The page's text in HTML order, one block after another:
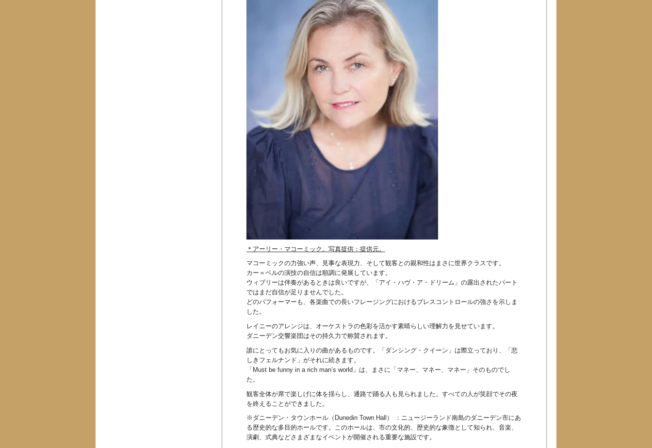
＊アーリー・マコーミック。写真提供：提供元。
マコーミックの力強い声、見事な表現力、そして観客との親和性はまさに世界クラスです。
カー＝ベルの演技の自信は順調に発展しています。
ウィブリーは伴奏があるときは良いですが、「アイ・ハヴ・ア・ドリーム」の露出されたパート
ではまだ自信が足りませんでした。
どのパフォーマーも、各楽曲での長いフレージングにおけるブレスコントロールの強さを示しま
した。
レイニーのアレンジは、オーケストラの色彩を活かす素晴らしい理解力を見せています。
ダニーデン交響楽団はその持久力で称賛されます。
誰にとってもお気に入りの曲があるものです。「ダンシング・クイーン」は際立っており、「悲
しきフェルナンド」がそれに続きます。
「Must be funny in a rich man’s world」は、まさに「マネー、マネー、マネー」そのものでし
た。
観客全体が席で楽しげに体を揺らし、通路で踊る人も見られました。すべての人が笑顔でその夜
を終えることができました。
※ダニーデン・タウンホール（Dunedin Town Hall） ：ニュージーランド南島のダニーデン市にあ
る歴史的な多目的ホールです。このホールは、市の文化的、歴史的な象徴として知られ、音楽、
演劇、式典などさまざまなイベントが開催される重要な施設です。